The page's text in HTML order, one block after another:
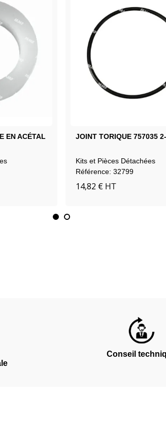
EN ACÉTAL
JOINT TORIQUE 757035
Kits et Pièces Détachées
Référence: 32799
14,82 € HT
Conseil